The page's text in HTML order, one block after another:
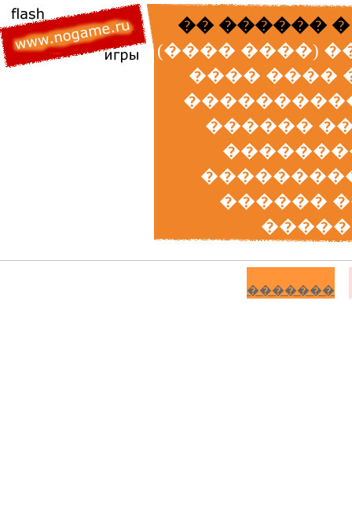
�� ������
(���� ����)
���� ����
������
������
�������